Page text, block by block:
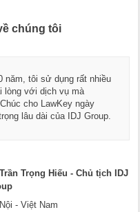
chúng tôi
năm, tôi sử dụng rất nhiều
lòng với dịch vụ mà
cho LawKey ngày
lâu dài của IDJ Group.
Trọng Hiếu - Chủ tịch IDJ
- Việt Nam